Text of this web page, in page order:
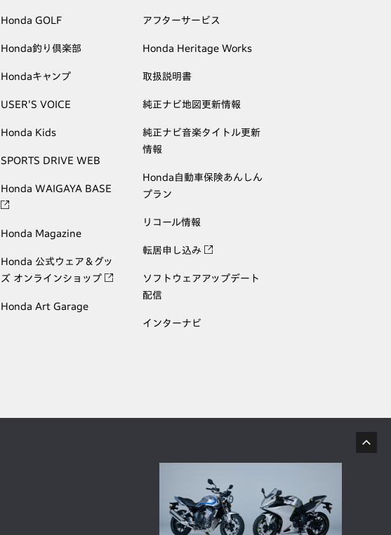
Honda GOLF
Honda釣り倶楽部
Hondaキャンプ
USER'S VOICE
Honda Kids
SPORTS DRIVE WEB
Honda WAIGAYA BASE
Honda Magazine
Honda 公式ウェア＆グッ
ズ オンラインショップ
Honda Art Garage
アフターサービス
Honda Heritage Works
取扱説明書
純正ナビ地図更新情報
純正ナビ音楽タイトル更新
情報
Honda自動車保険あんしん
プラン
リコール情報
転居申し込み
ソフトウェアアップデート
配信
インターナビ